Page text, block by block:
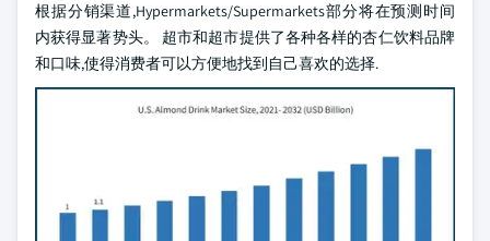
根据分销渠道,Hypermarkets/Supermarkets部分将在预测时间
内获得显著势头。 超市和超市提供了各种各样的杏仁饮料品牌
和口味,使得消费者可以方便地找到自己喜欢的选择.